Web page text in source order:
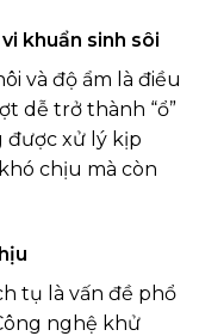
khuẩn sinh sôi
và độ ẩm là điều
dễ trở thành “ổ”
được xử lý kịp
chịu mà còn
tụ là vấn đề phổ
nghệ khử